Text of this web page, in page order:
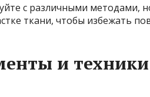
с различными методами,
ткани, чтобы избежать
и